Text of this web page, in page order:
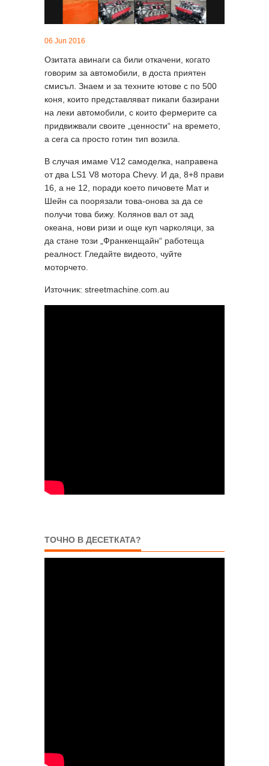
06 Jun 2016
Озитата авинаги са били откачени, когато
говорим за автомобили, в доста приятен
смисъл. Знаем и за техните ютове с по 500
коня, които представляват пикапи базирани
на леки автомобили, с които фермерите са
придвижвали своите „ценности“ на времето,
а сега са просто готин тип возила.
В случая имаме V12 самоделка, направена
от два LS1 V8 мотора Chevy. И да, 8+8 прави
16, а не 12, поради което пичовете Мат и
Шейн са поорязали това-онова за да се
получи това бижу. Колянов вал от зад
океана, нови ризи и още куп чарколяци, за
да стане този „Франкенщайн“ работеща
реалност. Гледайте видеото, чуйте
моторчето.
Източник: streetmachine.com.au
ТОЧНО В ДЕСЕТКАТА?